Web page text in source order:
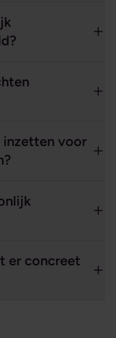
inzetten voor
er concreet